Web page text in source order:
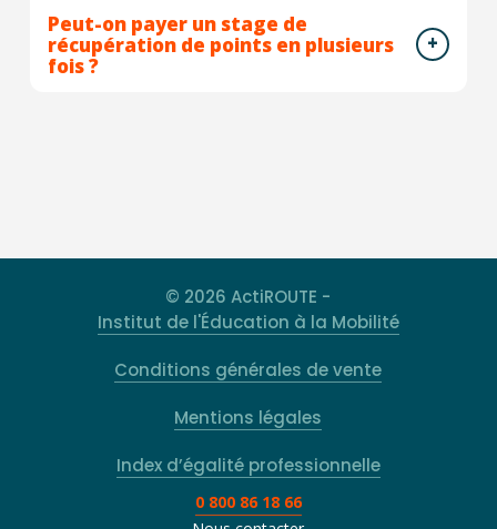
Peut-on payer un stage de
récupération de points en plusieurs
fois ?
© 2026 ActiROUTE -
Institut de l'Éducation à la Mobilité
Conditions générales de vente
Mentions légales
Index d’égalité professionnelle
0 800 86 18 66